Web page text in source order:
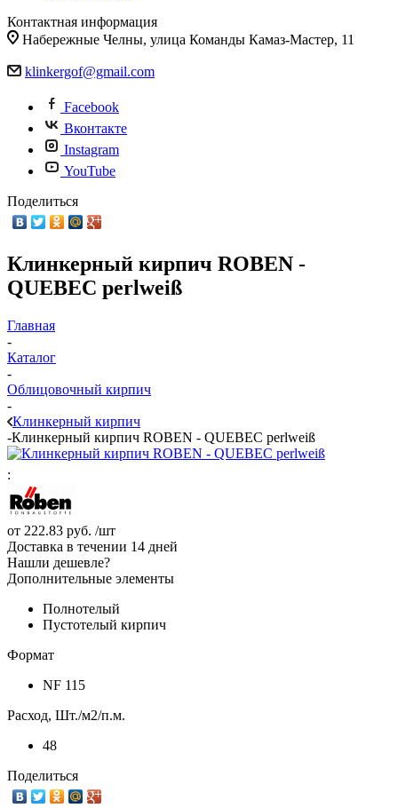
Контактная информация
Набережные Челны, улица Команды Камаз-Мастер, 11
klinkergof@gmail.com
Facebook
Вконтакте
Instagram
YouTube
Поделиться
Клинкерный кирпич ROBEN -
QUEBEC perlweiß
Главная
-
Каталог
-
Облицовочный кирпич
-
Клинкерный кирпич
-Клинкерный кирпич ROBEN - QUEBEC perlweiß
:
от 222.83 руб. /шт
Доставка в течении 14 дней
Нашли дешевле?
Дополнительные элементы
Полнотелый
Пустотелый кирпич
Формат
NF 115
Расход, Шт./м2/п.м.
48
Поделиться